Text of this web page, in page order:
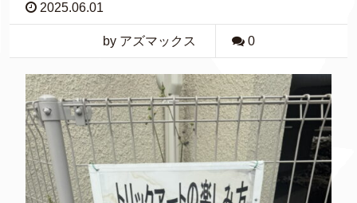
2025.06.01
by アズマックス 0